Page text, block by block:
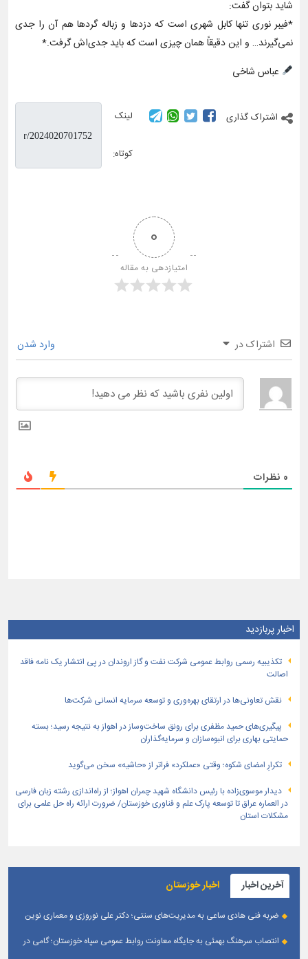
شاید بتوان گفت:
*فیبر نوری تنها کابل شهری‌ است که دزدها و زباله گردها هم آن را جدی
نمی‌گیرند… و این دقیقاً همان چیزی است که باید جدی‌اش گرفت.*
عباس شاخی
اشتراک گذاری لینک
کوتاه:
0
امتیازدهی به مقاله
اشتراک در وارد شدن
0 نظرات
اخبار پربازدید
تكذیبیه رسمی روابط عمومی شركت نفت و گاز اروندان در پی انتشار یک نامه فاقد
اصالت
نقش تعاونی‌ها در ارتقای بهره‌وری و توسعه سرمایه انسانی شرکت‌ها
پیگیری‌های حمید مظفری برای رونق ساخت‌وساز در اهواز به نتیجه رسید؛ بسته
حمایتی بهاری برای انبوه‌سازان و سرمایه‌گذاران
تکرارِ امضای شکوه؛ وقتی «عملکرد» فراتر از «حاشیه» سخن می‌گوید
دیدار موسوی‌زاده با رئیس دانشگاه شهید چمران اهواز؛ از راه‌اندازی رشته زبان فارسی
در العماره عراق تا توسعه پارک علم و فناوری خوزستان/ ضرورت ارائه راه حل علمی برای
مشکلات استان
آخرین اخبار اخبار خوزستان
ضربه فنی هادی ساعی به مدیریت‌های سنتی؛ دکتر علی نوروزی و معماری نوین
انتصاب سرهنگ بهمئی به جایگاه معاونت روابط عمومی سپاه خوزستان؛ گامی در